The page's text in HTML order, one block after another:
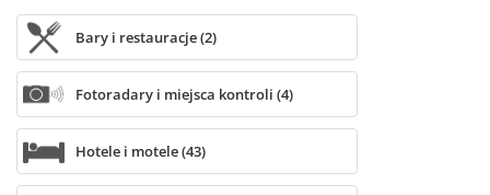
Bary i restauracje (2)
Fotoradary i miejsca kontroli (4)
Hotele i motele (43)